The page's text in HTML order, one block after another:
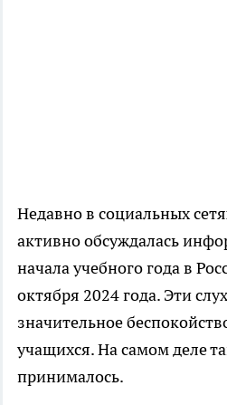
Недавно в социальных
активно обсуждалась
начала учебного года в
октября 2024 года. Эти
значительное
учащихся. На самом деле
принималось.